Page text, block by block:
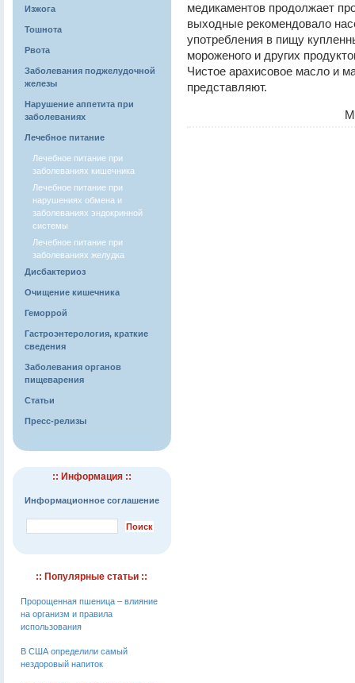
Изжога
Тошнота
Рвота
Заболевания поджелудочной
железы
Нарушение аппетита при
заболеваниях
Лечебное питание
Лечебное питание при
заболеваниях кишечника
Лечебное питание при
нарушениях обмена и
заболеваниях эндокринной
системы
Лечебное питание при
заболеваниях желудка
Дисбактериоз
Очищение кишечника
Геморрой
Гастроэнтерология, краткие
сведения
Заболевания органов
пищеварения
Статьи
Пресс-релизы
:: Информация ::
Информационное соглашение
:: Популярные статьи ::
Пророщенная пшеница – влияние
на организм и правила
использования
В США определили самый
нездоровый напиток
медикаментов продолжает
выходные рекомендовало
употребления в пищу
мороженого и других
Чистое арахисовое масло и
представляют.